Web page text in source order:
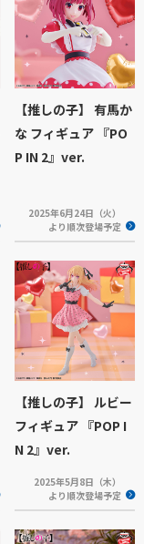
【推しの子】 有馬か
な フィギュア 『PO
P IN 2』ver.
2025年6月24日（火）
より順次登場予定
【推しの子】 ルビー
フィギュア 『POP I
N 2』ver.
2025年5月8日（木）
より順次登場予定